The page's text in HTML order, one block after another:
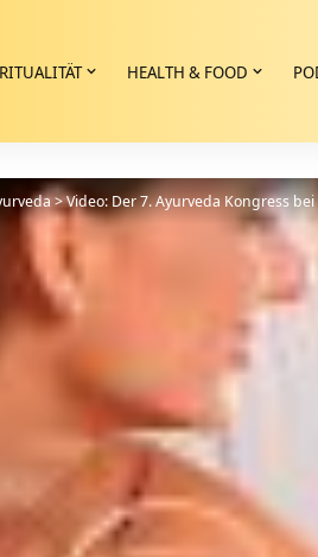
HEALTH & FOOD
>Video: Der 7. Ayurveda Kongress bei